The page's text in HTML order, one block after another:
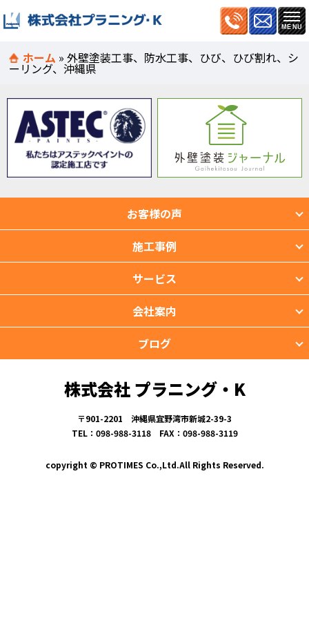
ホーム »外壁塗装工事、防水工事、ひび、ひび割れ、シ
ーリング、沖縄県
お客様の声
施工事例
サービス
会社案内
ブログ
株式会社 プラニング・K
〒901-2201 沖縄県宜野湾市新城2-39-3
TEL：098-988-3118 FAX：098-988-3119
copyright © PROTIMES Co.,Ltd.All Rights Reserved.